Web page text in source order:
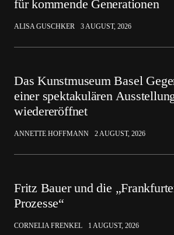
für kommende Generationen
ALISA GUSCHKER 3 AUGUST, 2026
Das Kunstmuseum Basel
einer spektakulären
wiedereröffnet
ANNETTE HOFFMANN 2 AUGUST, 2026
Fritz Bauer und die
Prozesse“
CORNELIA FRENKEL 1 AUGUST, 2026